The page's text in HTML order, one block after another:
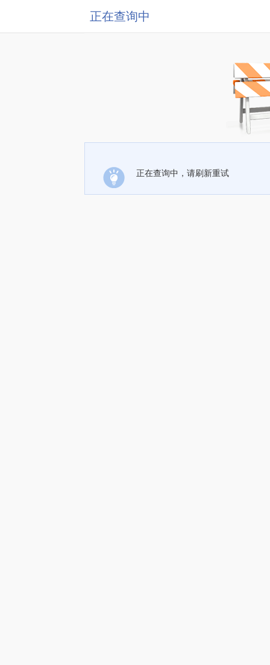
正在查询中
正在查询中，请刷新重试